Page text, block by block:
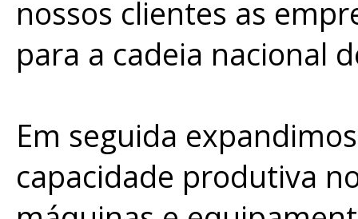
nossos clientes as
para a cadeia nacional
Em seguida
capacidade produtiva